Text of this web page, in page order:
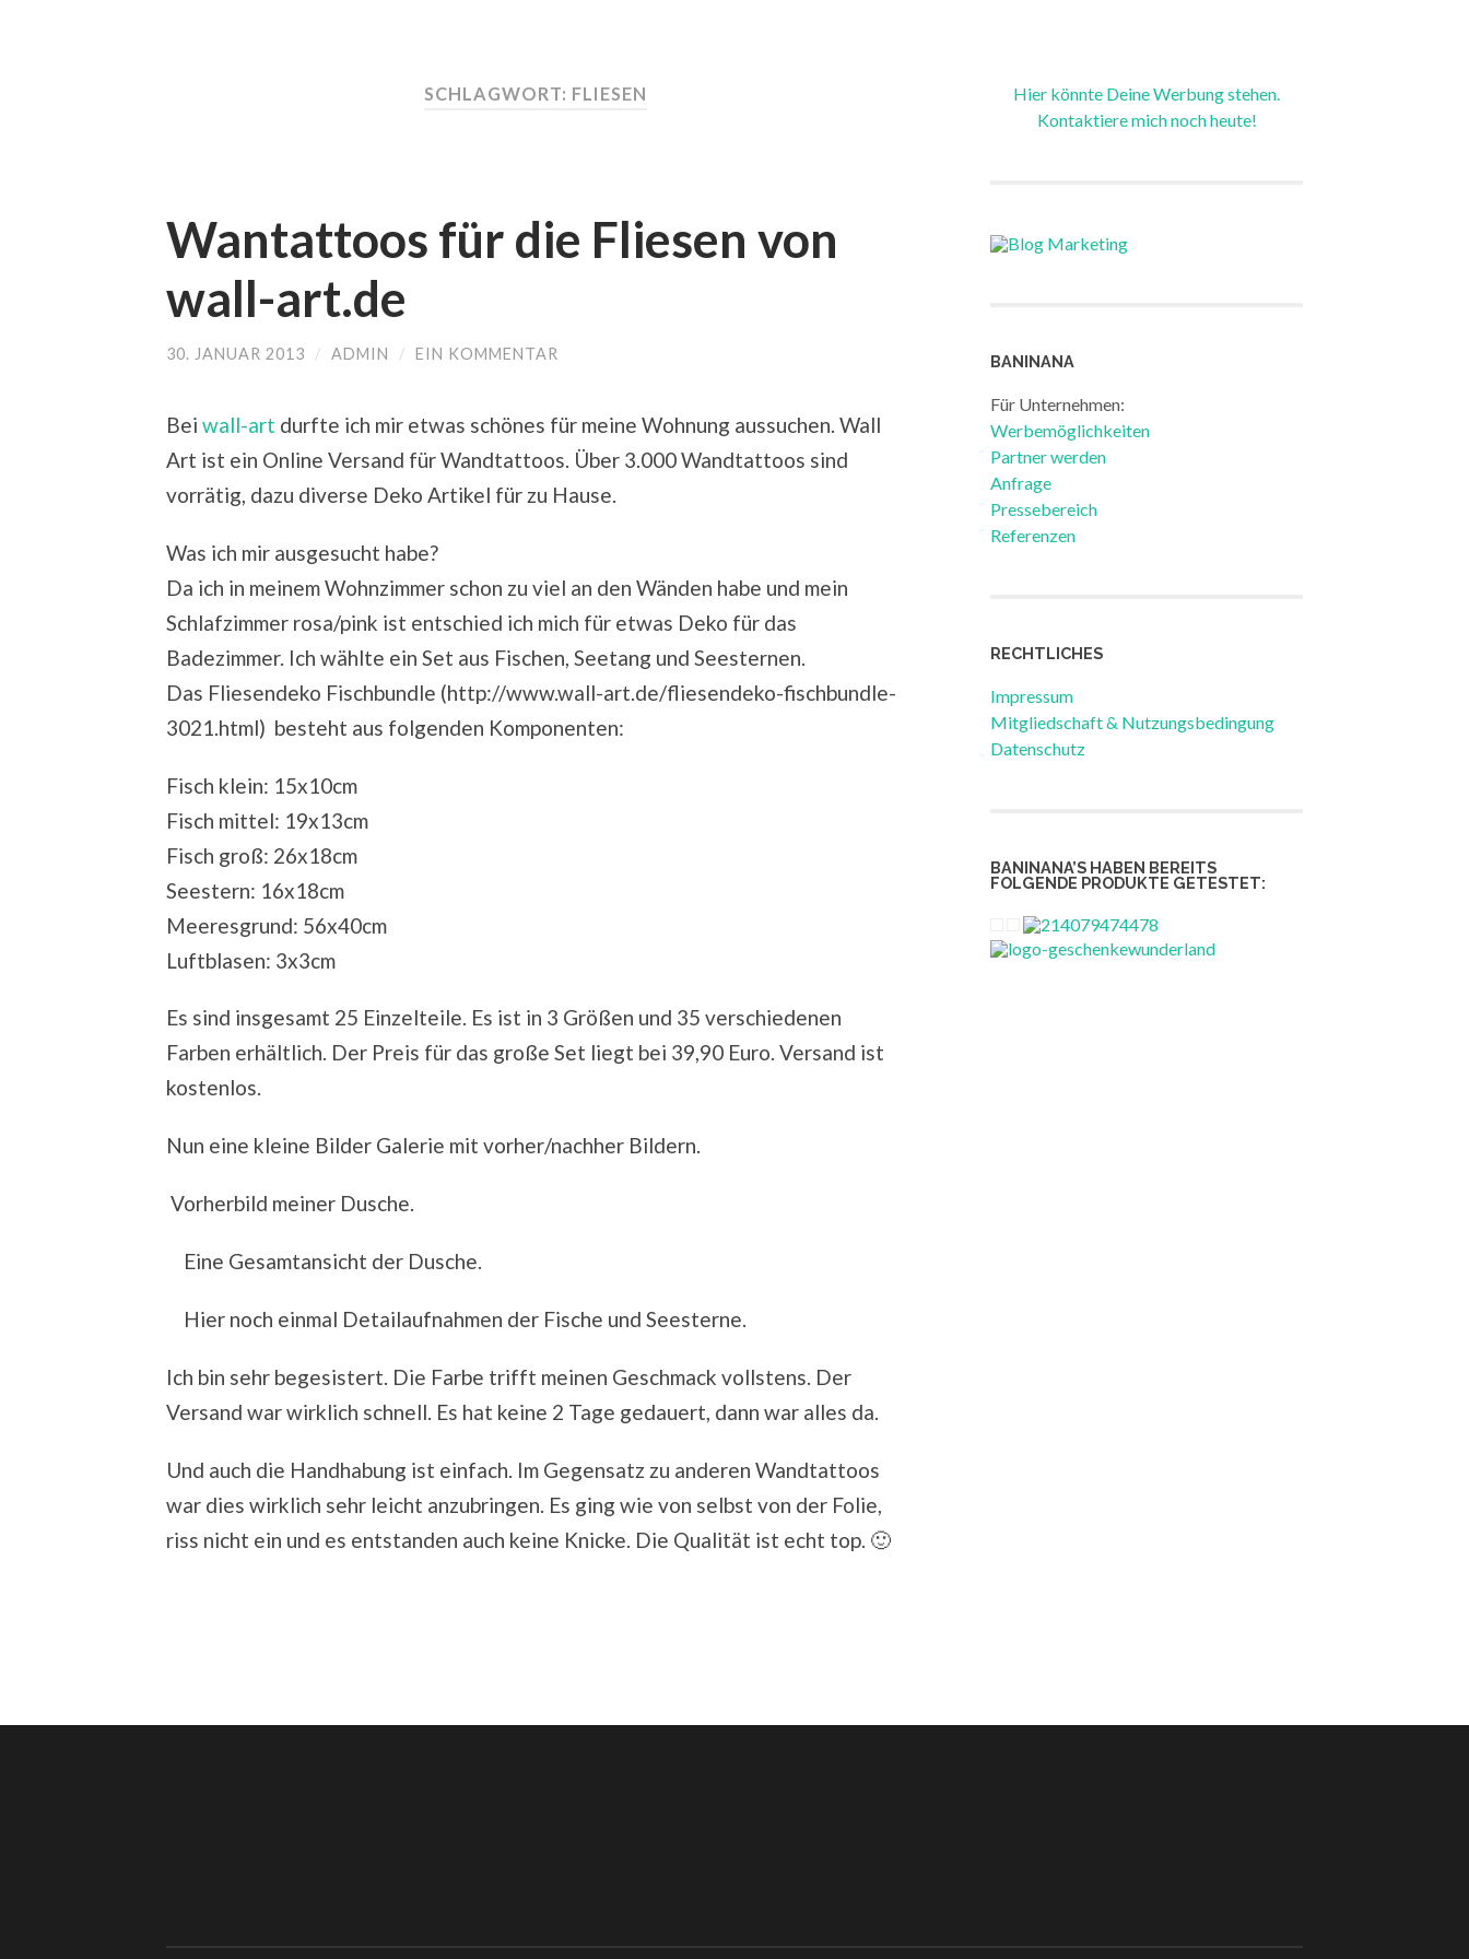
SCHLAGWORT: FLIESEN
Wantattoos für die Fliesen von
wall-art.de
30. JANUAR 2013 / ADMIN / EIN KOMMENTAR
Bei wall-art durfte ich mir etwas schönes für meine Wohnung aussuchen. Wall
Art ist ein Online Versand für Wandtattoos. Über 3.000 Wandtattoos sind
vorrätig, dazu diverse Deko Artikel für zu Hause.
Was ich mir ausgesucht habe?
Da ich in meinem Wohnzimmer schon zu viel an den Wänden habe und mein
Schlafzimmer rosa/pink ist entschied ich mich für etwas Deko für das
Badezimmer. Ich wählte ein Set aus Fischen, Seetang und Seesternen.
Das Fliesendeko Fischbundle (http://www.wall-art.de/fliesendeko-fischbundle-
3021.html) besteht aus folgenden Komponenten:
Fisch klein: 15x10cm
Fisch mittel: 19x13cm
Fisch groß: 26x18cm
Seestern: 16x18cm
Meeresgrund: 56x40cm
Luftblasen: 3x3cm
Es sind insgesamt 25 Einzelteile. Es ist in 3 Größen und 35 verschiedenen
Farben erhältlich. Der Preis für das große Set liegt bei 39,90 Euro. Versand ist
kostenlos.
Nun eine kleine Bilder Galerie mit vorher/nachher Bildern.
Vorherbild meiner Dusche.
Eine Gesamtansicht der Dusche.
Hier noch einmal Detailaufnahmen der Fische und Seesterne.
Ich bin sehr begesistert. Die Farbe trifft meinen Geschmack vollstens. Der
Versand war wirklich schnell. Es hat keine 2 Tage gedauert, dann war alles da.
Und auch die Handhabung ist einfach. Im Gegensatz zu anderen Wandtattoos
war dies wirklich sehr leicht anzubringen. Es ging wie von selbst von der Folie,
riss nicht ein und es entstanden auch keine Knicke. Die Qualität ist echt top. 🙂
Hier könnte Deine Werbung stehen.
Kontaktiere mich noch heute!
BANINANA
Für Unternehmen:
Werbemöglichkeiten
Partner werden
Anfrage
Pressebereich
Referenzen
RECHTLICHES
Impressum
Mitgliedschaft & Nutzungsbedingung
Datenschutz
BANINANA’S HABEN BEREITS
FOLGENDE PRODUKTE GETESTET: